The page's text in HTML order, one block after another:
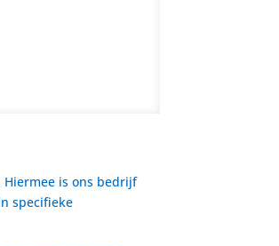
Hiermee is ons bedrijf
specifieke